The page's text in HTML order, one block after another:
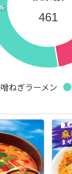
461
ねぎラーメン